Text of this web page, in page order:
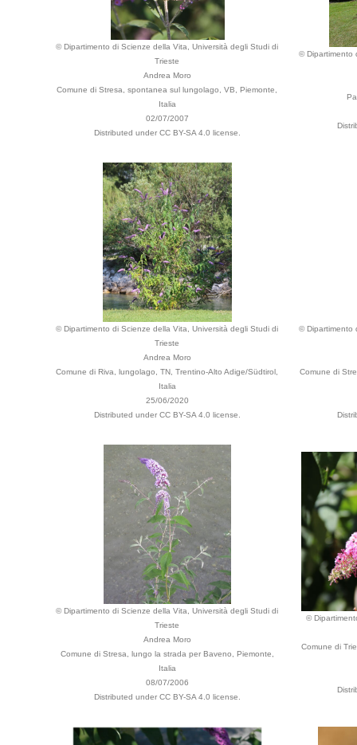
© Dipartimento di Scienze della Vita, Università degli Studi di
Trieste
Andrea Moro
Comune di Stresa, spontanea sul lungolago, VB, Piemonte,
Italia
02/07/2007
Distributed under CC BY-SA 4.0 license.
© Dipartimento
© Dipartimento di Scienze della Vita, Università degli Studi di
Trieste
Andrea Moro
Comune di Riva, lungolago, TN, Trentino-Alto Adige/Südtirol,
Italia
25/06/2020
Distributed under CC BY-SA 4.0 license.
© Dipartimento
Comune di
© Dipartimento di Scienze della Vita, Università degli Studi di
Trieste
Andrea Moro
Comune di Stresa, lungo la strada per Baveno, Piemonte,
Italia
08/07/2006
Distributed under CC BY-SA 4.0 license.
©
Comune di